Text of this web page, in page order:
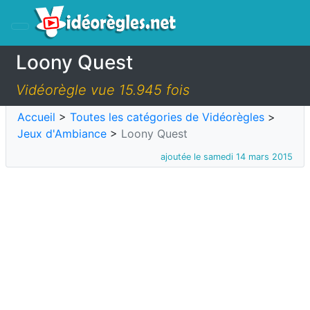
Loony Quest
Vidéorègle vue 15.945 fois
Accueil > Toutes les catégories de Vidéorègles >
Jeux d'Ambiance > Loony Quest
ajoutée le samedi 14 mars 2015